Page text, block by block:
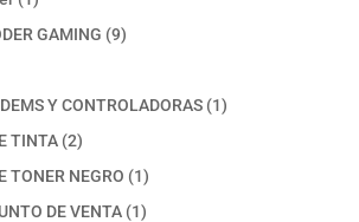
producto
GAMING 99
Y CONTROLADORAS 11
TINTA 22
productos
TONER NEGRO 11
producto
DE VENTA 11